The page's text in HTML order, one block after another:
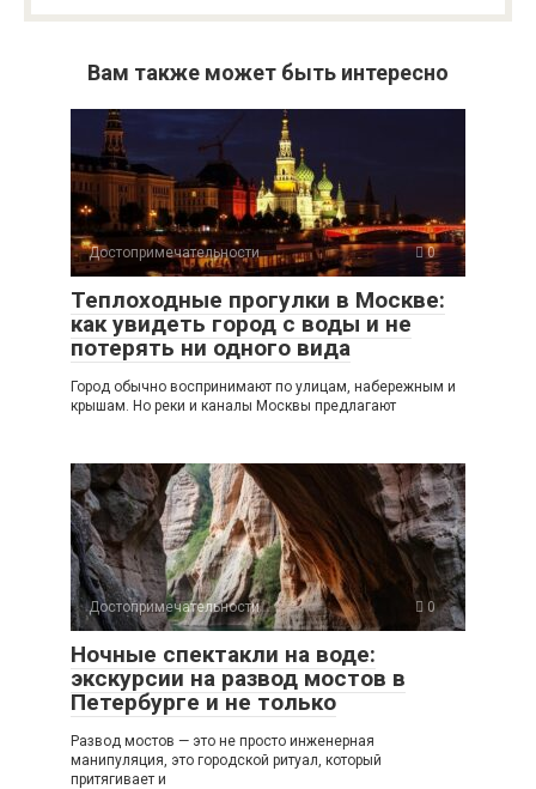
Вам также может быть интересно
Достопримечательности 0
Теплоходные прогулки в Москве:
как увидеть город с воды и не
потерять ни одного вида
Город обычно воспринимают по улицам, набережным и
крышам. Но реки и каналы Москвы предлагают
Достопримечательности 0
Ночные спектакли на воде:
экскурсии на развод мостов в
Петербурге и не только
Развод мостов — это не просто инженерная
манипуляция, это городской ритуал, который
притягивает и